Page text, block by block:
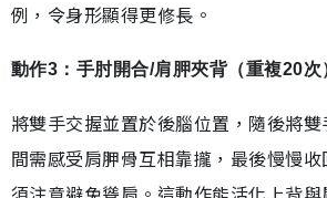
例，令身形顯得更修長。
動作3：手肘開合/肩胛夾背（重複20次
將雙手交握並置於後腦位置，隨後將
間需感受肩胛骨互相靠攏，最後慢慢